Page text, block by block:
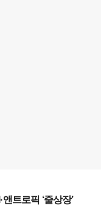
트로픽 ‘줄상장’